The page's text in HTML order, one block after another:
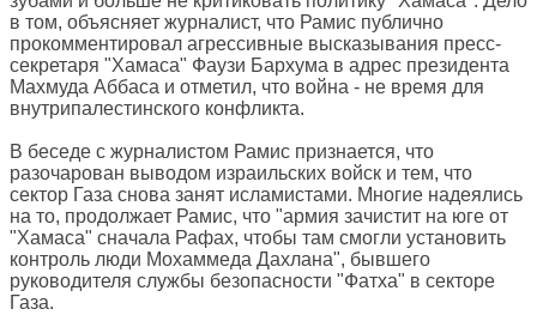
в том, объясняет журналист, что Рамис публично
прокомментировал агрессивные высказывания пресс-
секретаря "Хамаса" Фаузи Бархума в адрес президента
Махмуда Аббаса и отметил, что война - не время для
внутрипалестинского конфликта.
В беседе с журналистом Рамис признается, что
разочарован выводом израильских войск и тем, что
сектор Газа снова занят исламистами. Многие надеялись
на то, продолжает Рамис, что "армия зачистит на юге от
"Хамаса" сначала Рафах, чтобы там смогли установить
контроль люди Мохаммеда Дахлана", бывшего
руководителя службы безопасности "Фатха" в секторе
Газа.